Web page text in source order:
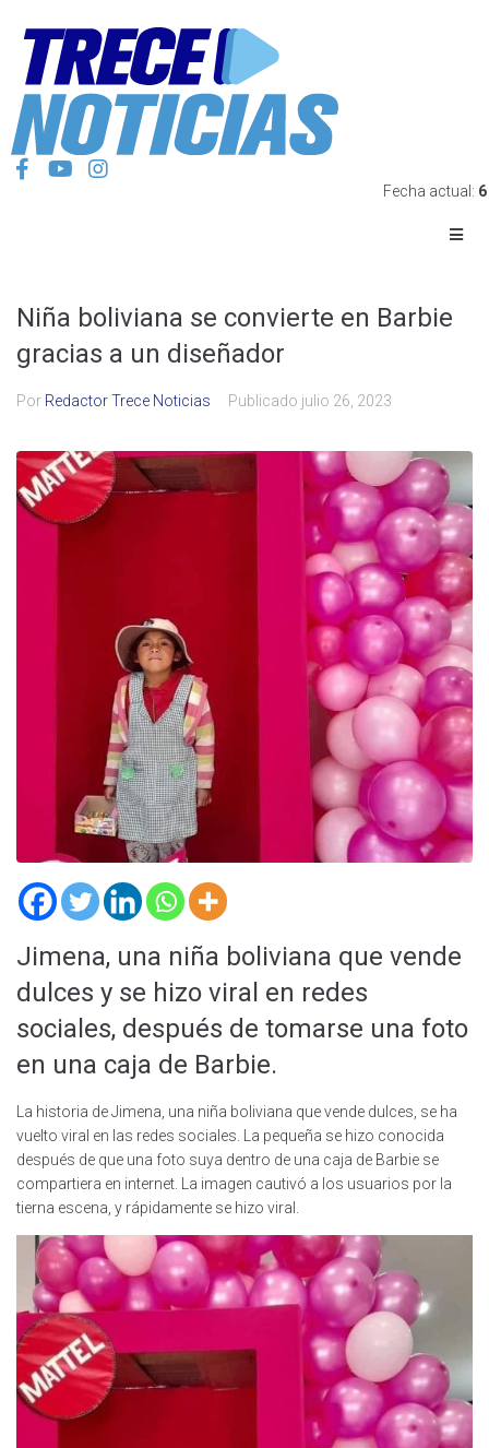
Fecha actual:
Niña boliviana se convierte en Barbie
gracias a un diseñador
Por Redactor Trece Noticias Publicado julio 26, 2023
Jimena, una niña boliviana que vende
dulces y se hizo viral en redes
sociales, después de tomarse una foto
en una caja de Barbie.
La historia de Jimena, una niña boliviana que vende dulces, se ha
vuelto viral en las redes sociales. La pequeña se hizo conocida
después de que una foto suya dentro de una caja de Barbie se
compartiera en internet. La imagen cautivó a los usuarios por la
tierna escena, y rápidamente se hizo viral.